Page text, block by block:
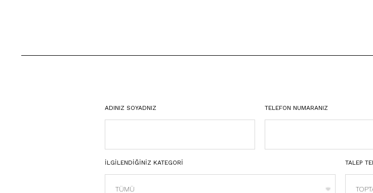
ADINIZ SOYADNIZ TELEFON NUMARANIZ
İLGİLENDİĞİNİZ KATEGORİ TALEP